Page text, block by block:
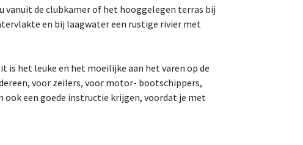
vanuit de clubkamer of het hooggelegen terras bij
en bij laagwater een rustige rivier met
is het leuke en het moeilijke aan het varen op de
voor zeilers, voor motor- bootschippers,
ook een goede instructie krijgen, voordat je met